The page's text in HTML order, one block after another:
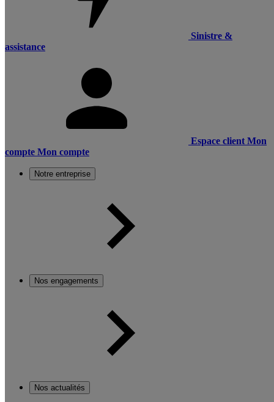
Sinistre &
assistance
Espace client Mon
compte Mon compte
Notre entreprise
Nos engagements
Nos actualités